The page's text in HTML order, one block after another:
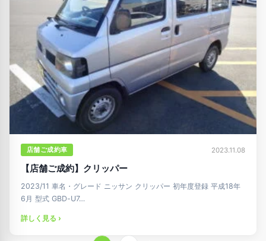
店舗ご成約車 2023.11.08
【店舗ご成約】クリッパー
2023/11 車名・グレード ニッサン クリッパー 初年度登録 平成18年
6月 型式 GBD-U7…
詳しく見る ›